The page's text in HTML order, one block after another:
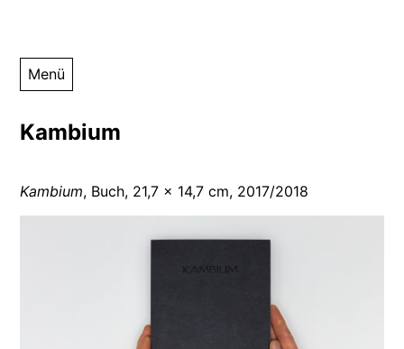
InhaltNana Seeber
Webseite der Künstlerin Nana Seeber – Druckgraphiken,
Fotographie
Menü
Kambium
Kambium, Buch, 21,7 x 14,7 cm, 2017/2018